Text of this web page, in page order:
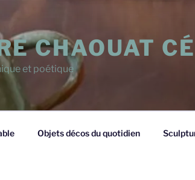
CHAOUAT
et poétique
Objets décos du quotidien